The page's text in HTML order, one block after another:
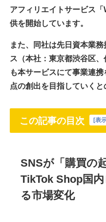
アフィリエイトサービス
供を開始しています。
また、同社は先日資本業
ス（本社：東京都渋谷区
も本サービスにて事業連
点の創出を目指していくと
この記事の目次 [表
SNSが「購買の
TikTok Shop国
る市場変化